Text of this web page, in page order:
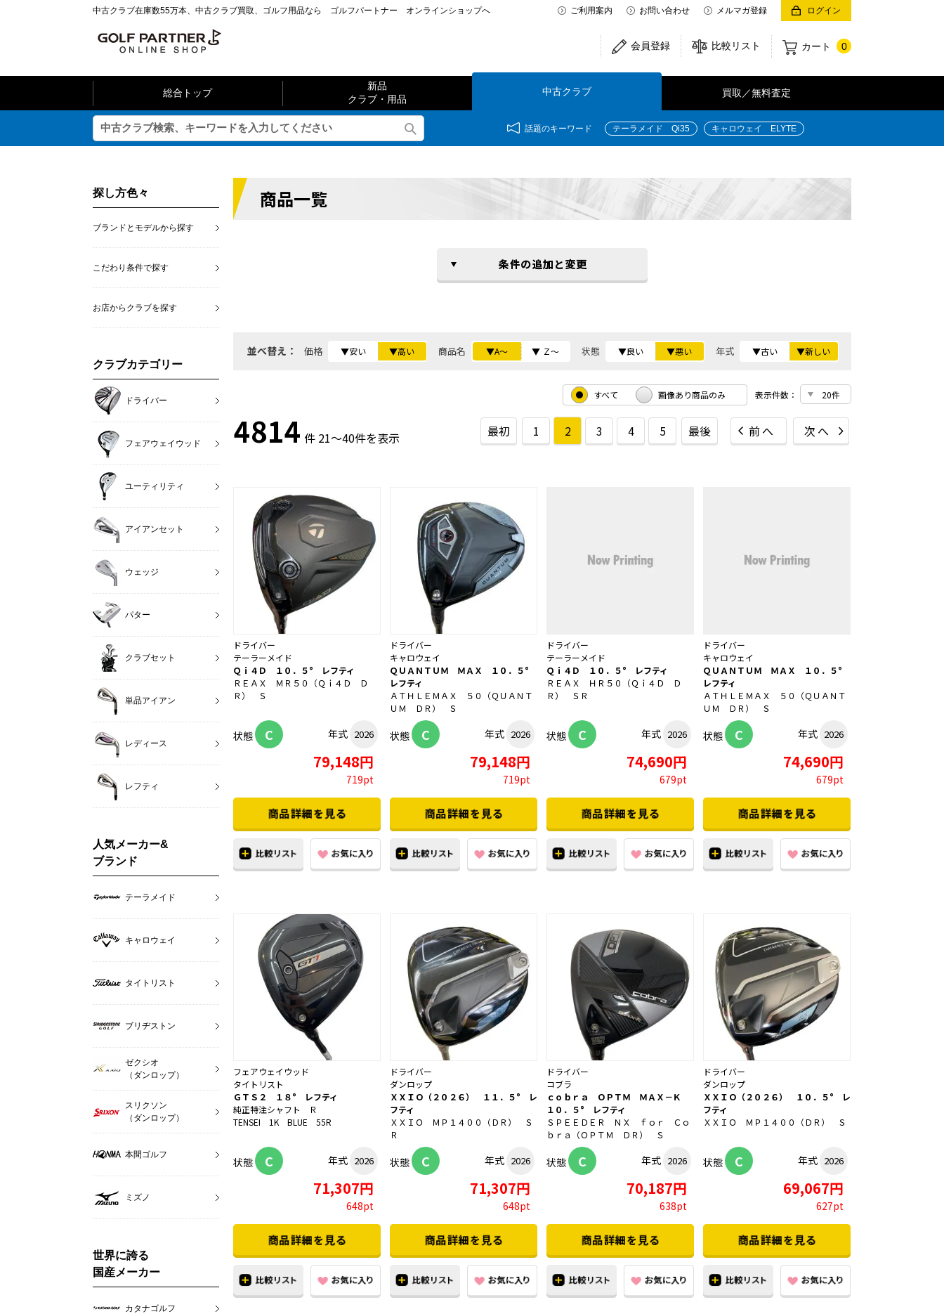
中古クラブ在庫数55万本、中古クラブ買取、ゴルフ用品なら ゴルフパートナー オンラインショップへ ご利用案内 お問い合わせ メルマガ登録 ログイン
カート 0
比較リスト
会員登録
総合トップ
新品
クラブ・用品
中古クラブ 買取／無料査定
話題のキーワード テーラメイド Qi35 キャロウェイ ELYTE
商品一覧
並べ替え： 価格 ▼安い ▼高い 商品名 ▼A～ ▼ Ｚ～ 状態 ▼良い ▼悪い 年式 ▼古い ▼新しい
すべて 画像あり商品のみ 表示件数：
4814 件 21～40件を表示 最初 1 2 3 4 5 最後 前へ 次へ
ドライバー
テーラーメイド
Ｑｉ４Ｄ １０．５° レフティ
ＲＥＡＸ ＭＲ５０（Ｑｉ４Ｄ Ｄ
Ｒ） Ｓ
状態 C 年式 2026
79,148円
719pt
ドライバー
キャロウェイ
ＱＵＡＮＴＵＭ ＭＡＸ １０．５°
レフティ
ＡＴＨＬＥＭＡＸ ５０（ＱＵＡＮＴ
ＵＭ ＤＲ） Ｓ
状態 C 年式 2026
79,148円
719pt
ドライバー
テーラーメイド
Ｑｉ４Ｄ １０．５° レフティ
ＲＥＡＸ ＨＲ５０（Ｑｉ４Ｄ Ｄ
Ｒ） ＳＲ
状態 C 年式 2026
74,690円
679pt
ドライバー
キャロウェイ
ＱＵＡＮＴＵＭ ＭＡＸ １０．５°
レフティ
ＡＴＨＬＥＭＡＸ ５０（ＱＵＡＮＴ
ＵＭ ＤＲ） Ｓ
状態 C 年式 2026
74,690円
679pt
フェアウェイウッド
タイトリスト
ＧＴＳ２ １８° レフティ
純正特注シャフト Ｒ
TENSEI 1K BLUE 55R
状態 C 年式 2026
71,307円
648pt
ドライバー
ダンロップ
ＸＸＩＯ（２０２６） １１．５° レ
フティ
ＸＸＩＯ ＭＰ１４００（ＤＲ） Ｓ
Ｒ
状態 C 年式 2026
71,307円
648pt
ドライバー
コブラ
ｃｏｂｒａ ＯＰＴＭ ＭＡＸ－Ｋ
１０．５° レフティ
ＳＰＥＥＤＥＲ ＮＸ ｆｏｒ Ｃｏ
ｂｒａ（ＯＰＴＭ ＤＲ） Ｓ
状態 C 年式 2026
70,187円
638pt
ドライバー
ダンロップ
ＸＸＩＯ（２０２６） １０．５° レ
フティ
ＸＸＩＯ ＭＰ１４００（ＤＲ） Ｓ
状態 C 年式 2026
69,067円
627pt
探し方色々
ブランドとモデルから探す
こだわり条件で探す
お店からクラブを探す
クラブカテゴリー
ドライバー
フェアウェイウッド
ユーティリティ
アイアンセット
ウェッジ
パター
クラブセット
単品アイアン
レディース
レフティ
人気メーカー&
ブランド
テーラメイド
キャロウェイ
タイトリスト
ブリヂストン
ゼクシオ
（ダンロップ）
スリクソン
（ダンロップ）
本間ゴルフ
ミズノ
世界に誇る
国産メーカー
カタナゴルフ